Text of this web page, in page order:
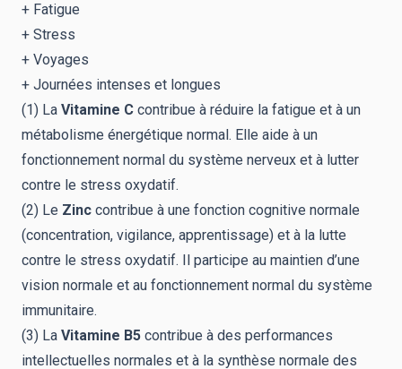
+ Fatigue
+ Stress
+ Voyages
+ Journées intenses et longues
(1) La Vitamine C contribue à réduire la fatigue et à un
métabolisme énergétique normal. Elle aide à un
fonctionnement normal du système nerveux et à lutter
contre le stress oxydatif.
(2) Le Zinc contribue à une fonction cognitive normale
(concentration, vigilance, apprentissage) et à la lutte
contre le stress oxydatif. Il participe au maintien d’une
vision normale et au fonctionnement normal du système
immunitaire.
(3) La Vitamine B5 contribue à des performances
intellectuelles normales et à la synthèse normale des